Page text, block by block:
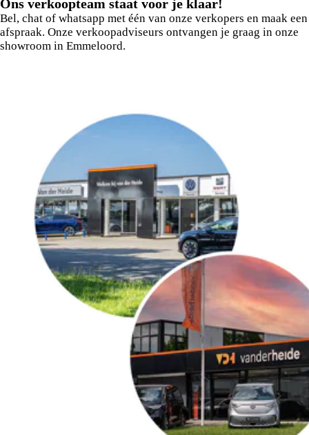
Ons verkoopteam staat voor je klaar!
Bel, chat of whatsapp met één van onze verkopers en maak een
afspraak. Onze verkoopadviseurs ontvangen je graag in onze
showroom in Emmeloord.